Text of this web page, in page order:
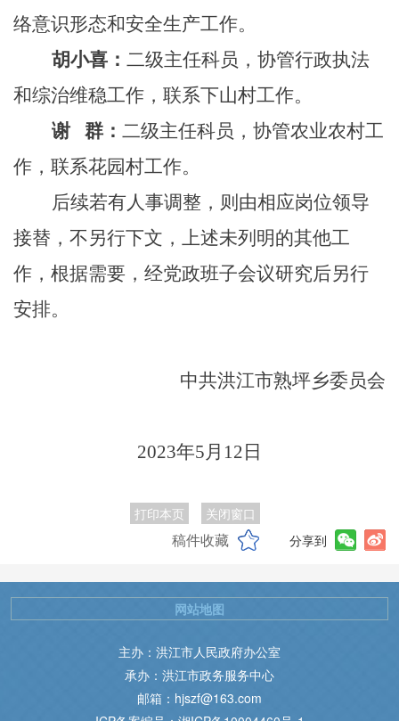
络意识形态和安全生产工作。
胡小喜： 二级主任科员，协管行政执法
和综治维稳工作，联系下山村工作。
谢
群： 二级主任科员，协管农业农村工
作，联系花园村工作。
后续若有人事调整，则由相应岗位领导
接替，不另行下文，上述未列明的其他工
作，根据需要，经党政班子会议研究后另行
安排。
中共洪江市熟坪乡委员会
2023年5月 12 日
打印本页 关闭窗口
稿件收藏 分享到
主办：洪江市人民政府办公室
承办：洪江市政务服务中心
邮箱：hjszf@163.com
网站地图